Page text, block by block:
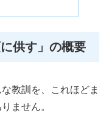
供す」の概要
教訓を、これほどま
ません。